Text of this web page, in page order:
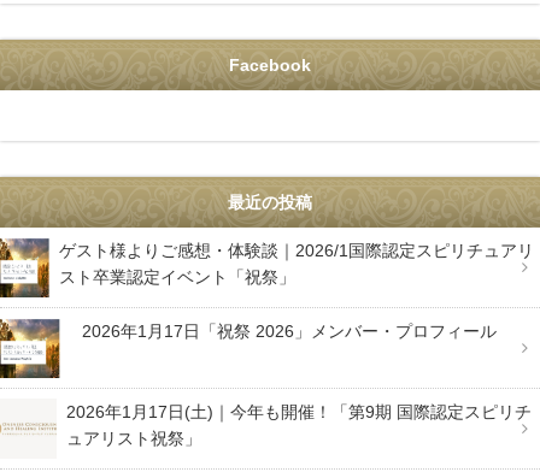
Facebook
最近の投稿
ゲスト様よりご感想・体験談｜2026/1国際認定スピリチュアリ
スト卒業認定イベント「祝祭」
2026年1月17日「祝祭 2026」メンバー・プロフィール
2026年1月17日(土)｜今年も開催！「第9期 国際認定スピリチ
ュアリスト祝祭」